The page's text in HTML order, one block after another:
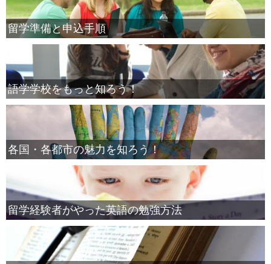
留学準備と申込手順
語学学校をもっと知ろう！
各国・各都市の魅力を知ろう！
留学経験者がやった英語の勉強方法